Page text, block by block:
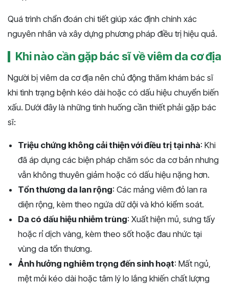
Quá trình chẩn đoán chi tiết giúp xác định chính xác
nguyên nhân và xây dựng phương pháp điều trị hiệu quả​​​.
Khi nào cần gặp bác sĩ về viêm da cơ địa
Người bị viêm da cơ địa nên chủ động thăm khám bác sĩ
khi tình trạng bệnh kéo dài hoặc có dấu hiệu chuyển biến
xấu. Dưới đây là những tình huống cần thiết phải gặp bác
sĩ:
Triệu chứng không cải thiện với điều trị tại nhà: Khi
đã áp dụng các biện pháp chăm sóc da cơ bản nhưng
vẫn không thuyên giảm hoặc có dấu hiệu nặng hơn.
Tổn thương da lan rộng: Các mảng viêm đỏ lan ra
diện rộng, kèm theo ngứa dữ dội và khó kiểm soát.
Da có dấu hiệu nhiễm trùng: Xuất hiện mủ, sưng tấy
hoặc rỉ dịch vàng, kèm theo sốt hoặc đau nhức tại
vùng da tổn thương.
Ảnh hưởng nghiêm trọng đến sinh hoạt: Mất ngủ,
mệt mỏi kéo dài hoặc tâm lý lo lắng khiến chất lượng